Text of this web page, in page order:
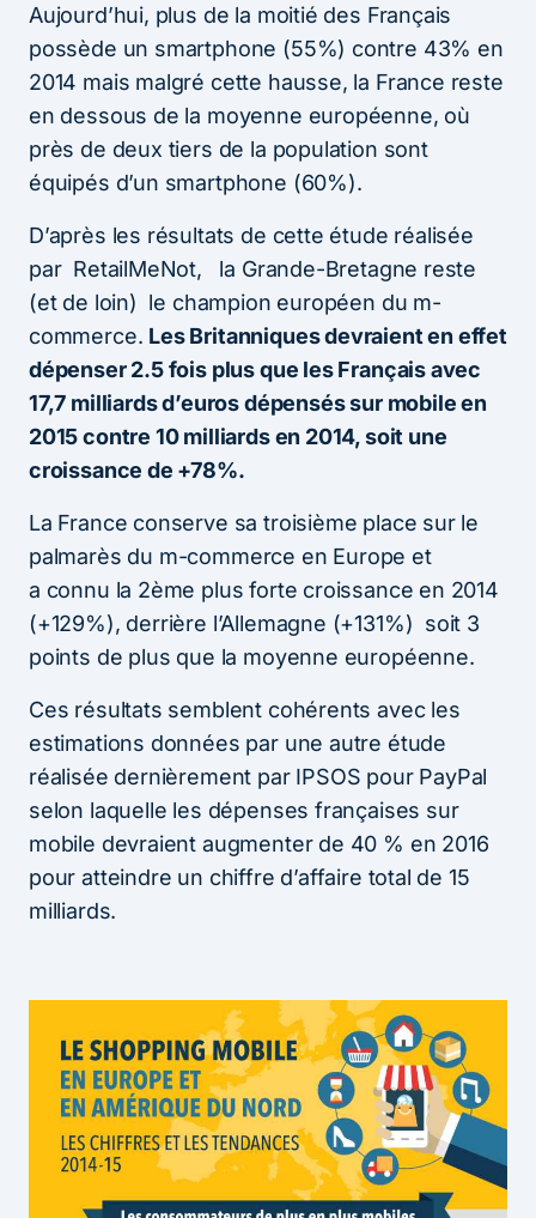
Aujourd’hui, plus de la moitié des Français
possède un smartphone (55%) contre 43% en
2014 mais malgré cette hausse, la France reste
en dessous de la moyenne européenne, où
près de deux tiers de la population sont
équipés d’un smartphone (60%).
D’après les résultats de cette étude réalisée
par RetailMeNot, la Grande-Bretagne reste
(et de loin) le champion européen du m-
commerce. Les Britanniques devraient en effet
dépenser 2.5 fois plus que les Français avec
17,7 milliards d’euros dépensés sur mobile en
2015 contre 10 milliards en 2014, soit une
croissance de +78%.
La France conserve sa troisième place sur le
palmarès du m-commerce en Europe et
a connu la 2ème plus forte croissance en 2014
(+129%), derrière l’Allemagne (+131%) soit 3
points de plus que la moyenne européenne.
Ces résultats semblent cohérents avec les
estimations données par une autre étude
réalisée dernièrement par IPSOS pour PayPal
selon laquelle les dépenses françaises sur
mobile devraient augmenter de 40 % en 2016
pour atteindre un chiffre d’affaire total de 15
milliards.